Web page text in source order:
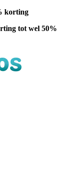
korting
tot wel 50%